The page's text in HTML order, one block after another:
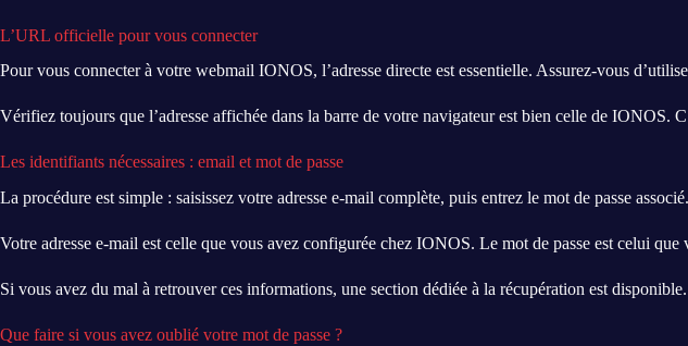
L’URL officielle pour vous connecter
Pour vous connecter à votre webmail IONOS, l’adresse directe est essentielle. Assurez-vous
Vérifiez toujours que l’adresse affichée dans la barre de votre navigateur est bien celle de IONOS.
Les identifiants nécessaires : email et mot de passe
La procédure est simple : saisissez votre adresse e-mail complète, puis entrez le mot de passe
Votre adresse e-mail est celle que vous avez configurée chez IONOS. Le mot de passe est celui
Si vous avez du mal à retrouver ces informations, une section dédiée à la récupération est
Que faire si vous avez oublié votre mot de passe ?